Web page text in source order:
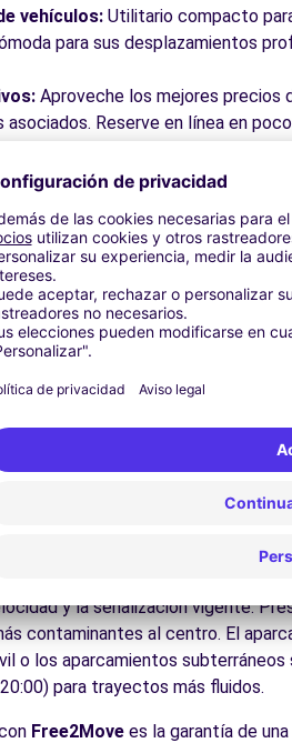
vehículos: Utilitario compacto
para sus desplazamientos
Aproveche los mejores precios
asociados. Reserve en línea en
Recoja su vehículo en una de
estaciones o cerca de los
Nuestra plataforma intuitiva le
para responder a todas sus
de Utebo
Pasee por las calles del casco
Visite los museos y monumentos
Explore los Pirineos aragoneses, el
locales:
Descubra la gastronomía
para
para todos los conductores
País Vasco y Francia, con
y la señalización vigente.
contaminantes al centro. El
o los aparcamientos
para trayectos más fluidos.
Free2Move es la garantía de